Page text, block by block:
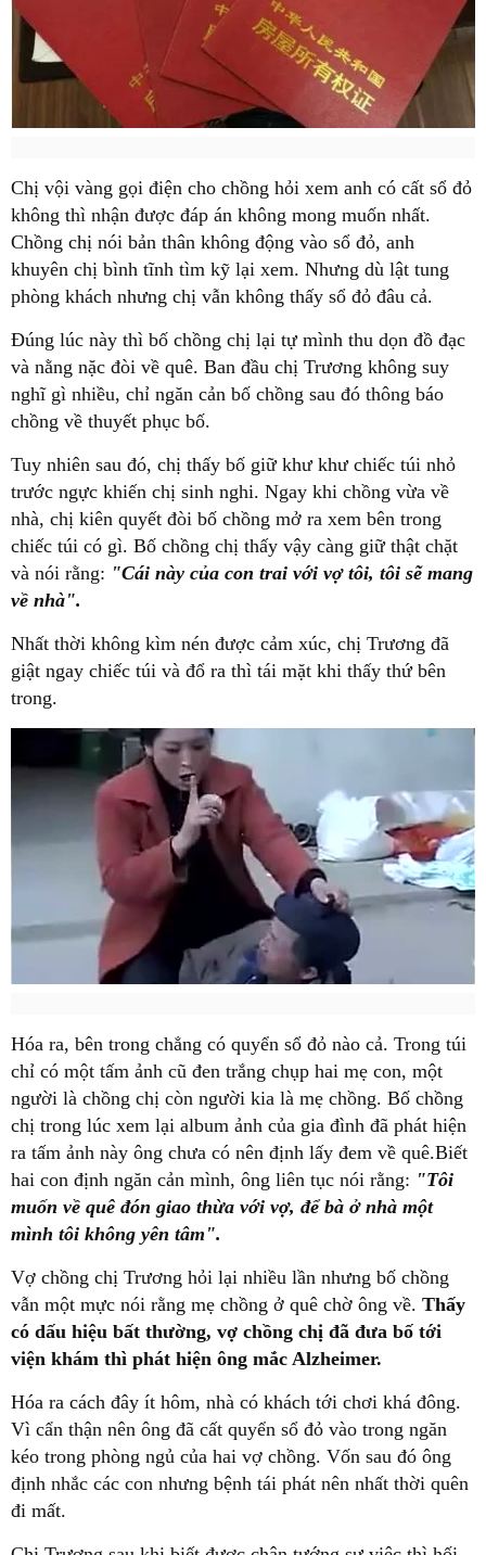
Chị vội vàng gọi điện cho chồng hỏi xem anh có cất sổ đỏ
không thì nhận được đáp án không mong muốn nhất.
Chồng chị nói bản thân không động vào sổ đỏ, anh
khuyên chị bình tĩnh tìm kỹ lại xem. Nhưng dù lật tung
phòng khách nhưng chị vẫn không thấy sổ đỏ đâu cả.
Đúng lúc này thì bố chồng chị lại tự mình thu dọn đồ đạc
và nằng nặc đòi về quê. Ban đầu chị Trương không suy
nghĩ gì nhiều, chỉ ngăn cản bố chồng sau đó thông báo
chồng về thuyết phục bố.
Tuy nhiên sau đó, chị thấy bố giữ khư khư chiếc túi nhỏ
trước ngực khiến chị sinh nghi. Ngay khi chồng vừa về
nhà, chị kiên quyết đòi bố chồng mở ra xem bên trong
chiếc túi có gì. Bố chồng chị thấy vậy càng giữ thật chặt
và nói rằng: "Cái này của con trai với vợ tôi, tôi sẽ mang
về nhà".
Nhất thời không kìm nén được cảm xúc, chị Trương đã
giật ngay chiếc túi và đổ ra thì tái mặt khi thấy thứ bên
trong.
Hóa ra, bên trong chẳng có quyển sổ đỏ nào cả. Trong túi
chỉ có một tấm ảnh cũ đen trắng chụp hai mẹ con, một
người là chồng chị còn người kia là mẹ chồng. Bố chồng
chị trong lúc xem lại album ảnh của gia đình đã phát hiện
ra tấm ảnh này ông chưa có nên định lấy đem về quê.Biết
hai con định ngăn cản mình, ông liên tục nói rằng: "Tôi
muốn về quê đón giao thừa với vợ, để bà ở nhà một
mình tôi không yên tâm".
Vợ chồng chị Trương hỏi lại nhiều lần nhưng bố chồng
vẫn một mực nói rằng mẹ chồng ở quê chờ ông về. Thấy
có dấu hiệu bất thường, vợ chồng chị đã đưa bố tới
viện khám thì phát hiện ông mắc Alzheimer.
Hóa ra cách đây ít hôm, nhà có khách tới chơi khá đông.
Vì cẩn thận nên ông đã cất quyển sổ đỏ vào trong ngăn
kéo trong phòng ngủ của hai vợ chồng. Vốn sau đó ông
định nhắc các con nhưng bệnh tái phát nên nhất thời quên
đi mất.